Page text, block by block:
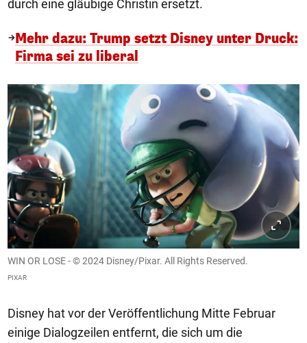
durch eine gläubige Christin ersetzt.
Mehr dazu: Trump setzt Disney unter Druck:
Firma sei zu liberal
WIN OR LOSE - © 2024 Disney/Pixar. All Rights Reserved.
PIXAR
Disney hat vor der Veröffentlichung Mitte Februar
einige Dialogzeilen entfernt, die sich um die